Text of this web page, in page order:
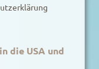
die USA und